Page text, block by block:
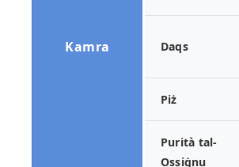
Kamra Daqs
Piż
Purità tal-
Ossiġnu